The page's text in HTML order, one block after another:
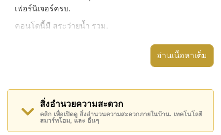
เฟอร์นิเจอร์ครบ.
คอนโดนี้มี สระว่ายน้ำ รวม.
คอนโดนี้ขายในราคา ฿ 5,009,000 หรือ ฿ 147,324
โฉนดอยู่ในนาม ชื่อต่างชาติ .
อ่านเนื้อหาเต็ม
สิ่งอำนวยความสะดวก
คลิก เพื่อเปิดดู สิ่งอำนวนความสะดวกภายในบ้าน. เทคโนโลยี
สมาร์ทโฮม, และ อื่นๆ